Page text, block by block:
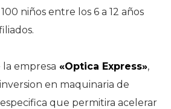
niños entre los 6 a 12 años
empresa «Optica Express»,
en maquinaria de
que permitira acelerar